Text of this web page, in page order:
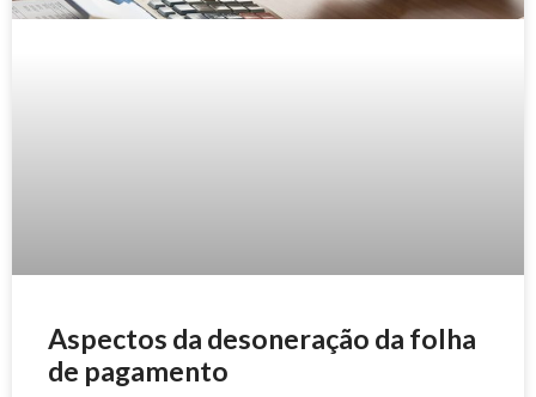
Aspectos da desoneração da folha
de pagamento